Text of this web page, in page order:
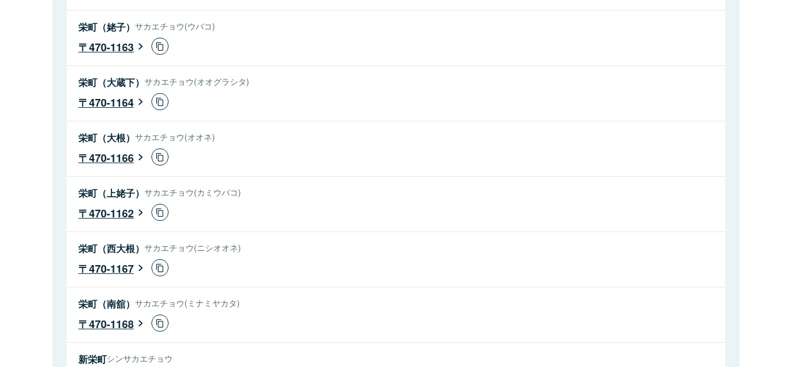
栄町（姥子） サカエチョウ(ウバコ)
470-1163
栄町（大蔵下） サカエチョウ(オオグラシタ)
470-1164
栄町（大根） サカエチョウ(オオネ)
470-1166
栄町（上姥子） サカエチョウ(カミウバコ)
470-1162
栄町（西大根） サカエチョウ(ニシオオネ)
470-1167
栄町（南舘） サカエチョウ(ミナミヤカタ)
470-1168
新栄町シンサカエチョウ